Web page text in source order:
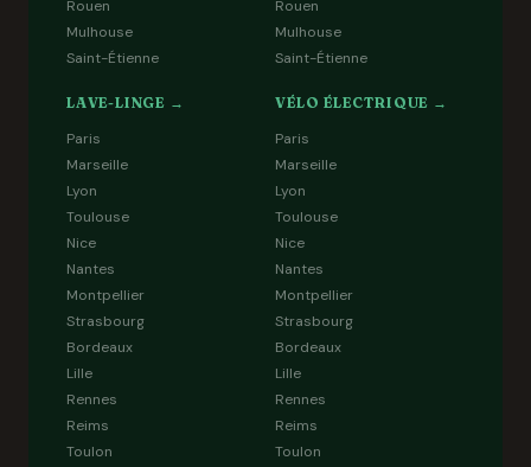
Rouen
Mulhouse
Saint-Étienne
Rouen
Mulhouse
Saint-Étienne
LAVE-LINGE →
Paris
Marseille
Lyon
Toulouse
Nice
Nantes
Montpellier
Strasbourg
Bordeaux
Lille
Rennes
Reims
Toulon
VÉLO ÉLECTRIQUE →
Paris
Marseille
Lyon
Toulouse
Nice
Nantes
Montpellier
Strasbourg
Bordeaux
Lille
Rennes
Reims
Toulon